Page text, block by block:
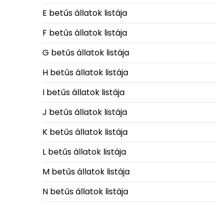
E betűs állatok listája
F betűs állatok listája
G betűs állatok listája
H betűs állatok listája
I betűs állatok listája
J betűs állatok listája
K betűs állatok listája
L betűs állatok listája
M betűs állatok listája
N betűs állatok listája